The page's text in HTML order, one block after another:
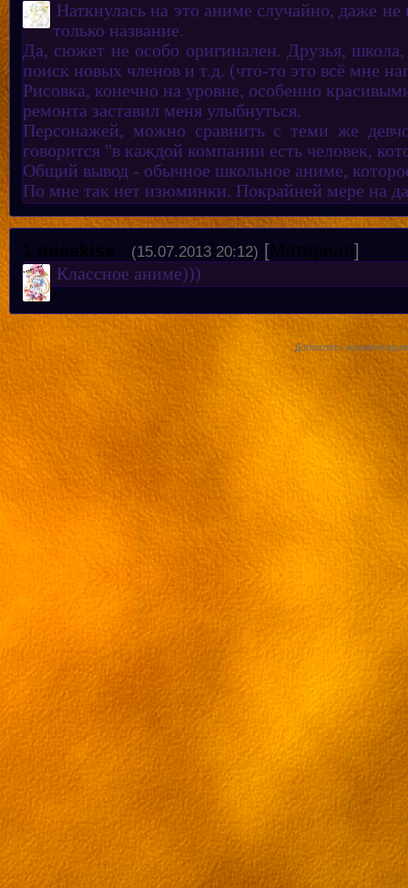
Наткнулась на это аниме случайно, даже
только название.
Да, сюжет не особо оригинален. Друзья,
поиск новых членов и т.д. (что-то это всё мне
Рисовка, конечно на уровне, особенно
ремонта заставил меня улыбнуться.
Персонажей, можно сравнить с теми же
говорится "в каждой компании есть человек,
Общий вывод - обычное школьное аниме,
По мне так нет изюминки. Покрайней мере на
1 misskiss (15.07.2013 20:12) [Материал]
Классное аниме)))
Добавлять